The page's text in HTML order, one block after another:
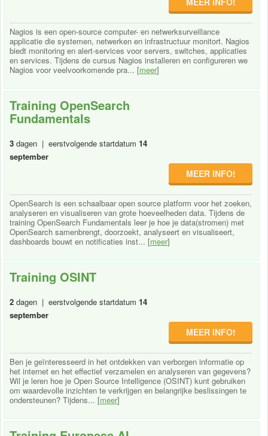
Nagios is een open-source computer- en netwerksurveillance
applicatie die systemen, netwerken en infrastructuur monitort. Nagios
biedt monitoring en alert-services voor servers, switches, applicaties
en services. Tijdens de cursus Nagios installeren en configureren we
Nagios voor veelvoorkomende pra... [meer]
Training OpenSearch
Fundamentals
3 dagen | eerstvolgende startdatum 14
september
MEER INFO!
OpenSearch is een schaalbaar open source platform voor het zoeken,
analyseren en visualiseren van grote hoeveelheden data. Tijdens de
training OpenSearch Fundamentals leer je hoe je data(stromen) met
OpenSearch samenbrengt, doorzoekt, analyseert en visualiseert,
dashboards bouwt en notificaties inst... [meer]
Training OSINT
2 dagen | eerstvolgende startdatum 14
september
MEER INFO!
Ben je geïnteresseerd in het ontdekken van verborgen informatie op
het internet en het effectief verzamelen en analyseren van gegevens?
Wil je leren hoe je Open Source Intelligence (OSINT) kunt gebruiken
om waardevolle inzichten te verkrijgen en belangrijke beslissingen te
ondersteunen? Tijdens... [meer]